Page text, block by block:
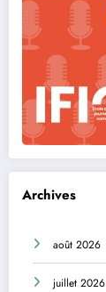
Archives
août 2026
juillet 2026